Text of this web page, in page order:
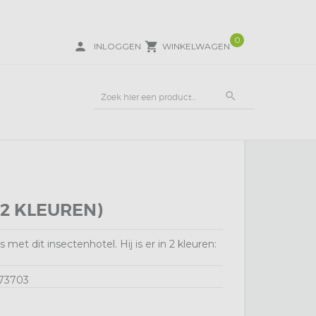
local_grocery_store WINKELWAGEN
0
person INLOGGEN
search
KLEUREN)
met dit insectenhotel. Hij is er in 2 kleuren: